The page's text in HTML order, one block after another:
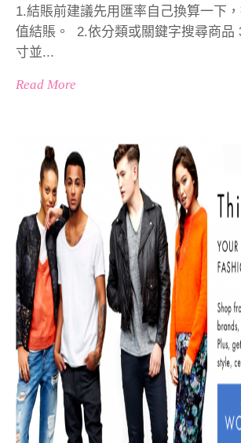
1.結賬前建議先用匯率自己換算一下
值結賬。 2.依分類或關鍵字搜尋商品
寸並...
Read More